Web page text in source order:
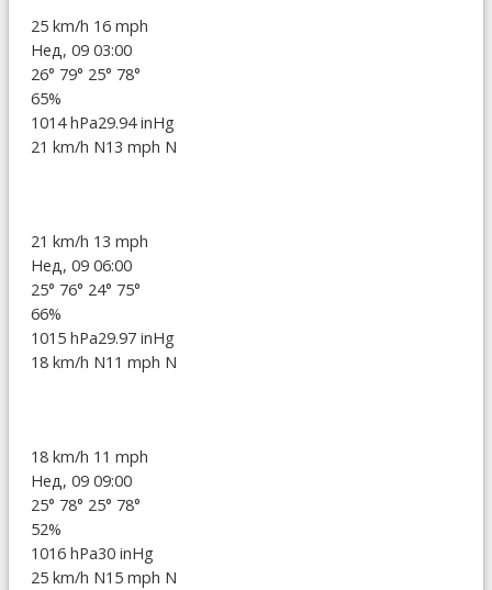
25 km/h 16 mph
Нед, 09 03:00
26° 79° 25° 78°
65%
1014 hPa29.94 inHg
21 km/h N13 mph N
21 km/h 13 mph
Нед, 09 06:00
25° 76° 24° 75°
66%
1015 hPa29.97 inHg
18 km/h N11 mph N
18 km/h 11 mph
Нед, 09 09:00
25° 78° 25° 78°
52%
1016 hPa30 inHg
25 km/h N15 mph N